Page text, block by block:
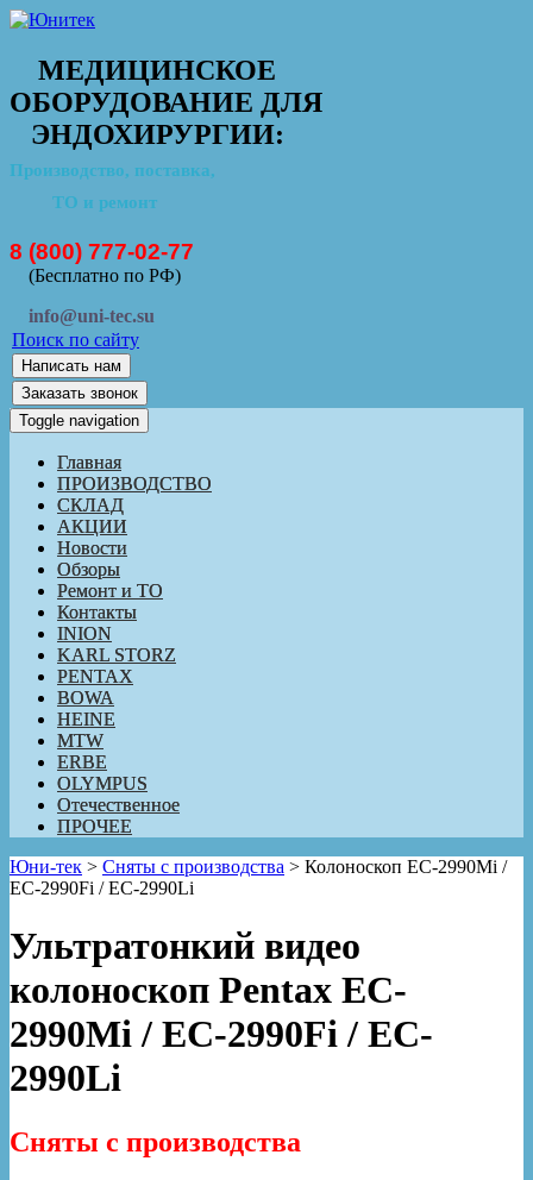
МЕДИЦИНСКОЕ
ОБОРУДОВАНИЕ ДЛЯ
ЭНДОХИРУРГИИ:
Производство, поставка,
ТО и ремонт
8 (800) 777-02-77
(Бесплатно по РФ)
info@uni-tec.su
Поиск по сайту
Написать нам
Заказать звонок
Toggle navigation
Главная
ПРОИЗВОДСТВО
СКЛАД
АКЦИИ
Новости
Обзоры
Ремонт и ТО
Контакты
INION
KARL STORZ
PENTAX
BOWA
HEINE
MTW
ERBE
OLYMPUS
Отечественное
ПРОЧЕЕ
Юни-тек > Сняты с производства > Колоноскоп EC-2990Mi /
EC-2990Fi / EC-2990Li
Ультратонкий видео
колоноскоп Pentax EC-
2990Mi / EC-2990Fi / EC-
2990Li
Сняты с производства